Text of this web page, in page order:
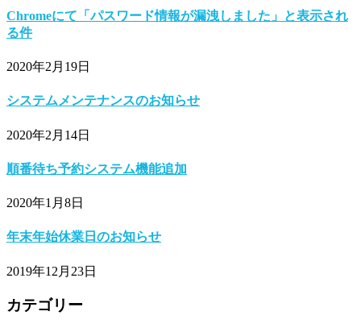
Chromeにて「パスワード情報が漏洩しました」と表示され
る件
2020年2月19日
システムメンテナンスのお知らせ
2020年2月14日
順番待ち予約システム機能追加
2020年1月8日
年末年始休業日のお知らせ
2019年12月23日
カテゴリー